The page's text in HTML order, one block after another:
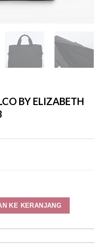
BY ELIZABETH
KE KERANJANG